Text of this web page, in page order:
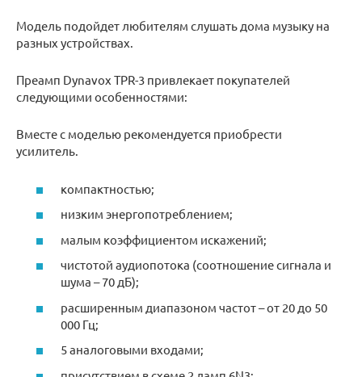
Модель подойдет любителям слушать дома музыку на
разных устройствах.
Преамп Dynavox TPR-3 привлекает покупателей
следующими особенностями:
Вместе с моделью рекомендуется приобрести
усилитель.
компактностью;
низким энергопотреблением;
малым коэффициентом искажений;
чистотой аудиопотока (соотношение сигнала и
шума – 70 дБ);
расширенным диапазоном частот – от 20 до 50
000 Гц;
5 аналоговыми входами;